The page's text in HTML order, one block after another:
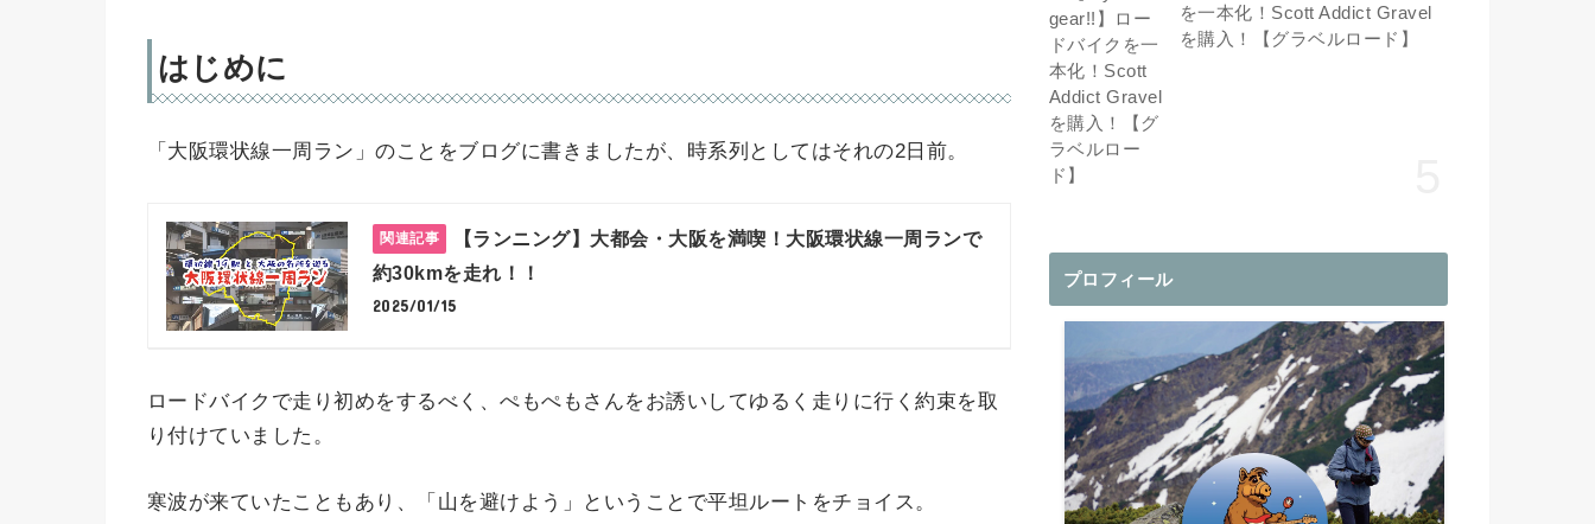
はじめに
「大阪環状線一周ラン」のことをブログに書きましたが、時系列としてはそれの2日前。
【ランニング】大都会・大阪を満喫！大阪環状線一周ランで
約30kmを走れ！！
2025/01/15
ロードバイクで走り初めをするべく、ぺもぺもさんをお誘いしてゆるく走りに行く約束を取
り付けていました。
寒波が来ていたこともあり、「山を避けよう」ということで平坦ルートをチョイス。
を一本化！Scott Addict Gravel
を購入！【グラベルロード】
プロフィール